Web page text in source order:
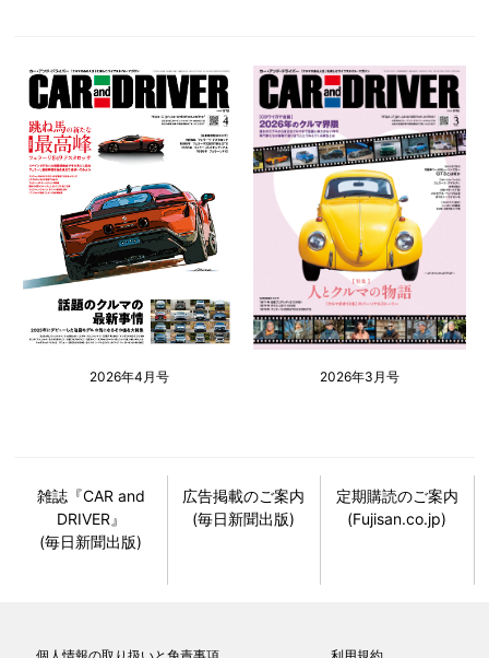
2026年4月号 2026年3月号
雑誌『CAR and
DRIVER』
(毎日新聞出版)
広告掲載のご案内
(毎日新聞出版)
定期購読のご案内
(Fujisan.co.jp)